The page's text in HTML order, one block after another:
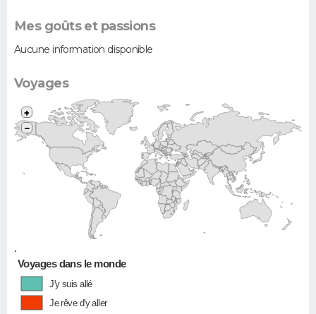
Mes goûts et passions
Aucune information disponible
Voyages
•
+
−
Voyages dans le monde
J'y suis allé
Je rêve d'y aller